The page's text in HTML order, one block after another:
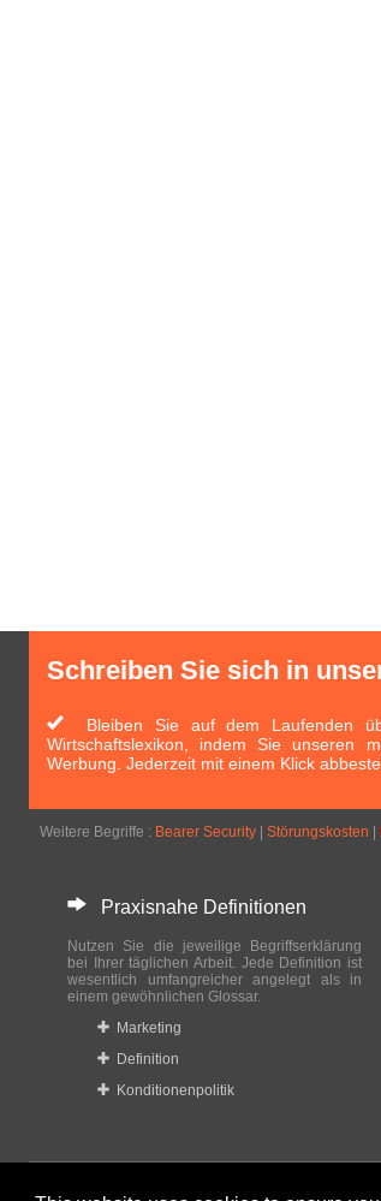
Schreiben Sie sich in
Bleiben Sie auf dem Laufenden
Wirtschaftslexikon, indem Sie unseren
Werbung. Jederzeit mit einem Klick
Weitere Begriffe : Bearer Security Störungskosten
Praxisnahe Definitionen
Nutzen Sie die jeweilige Begriffserklärung
bei Ihrer täglichen Arbeit. Jede Definition ist
wesentlich umfangreicher angelegt als in
einem gewöhnlichen Glossar.
Marketing
Definition
Konditionenpolitik